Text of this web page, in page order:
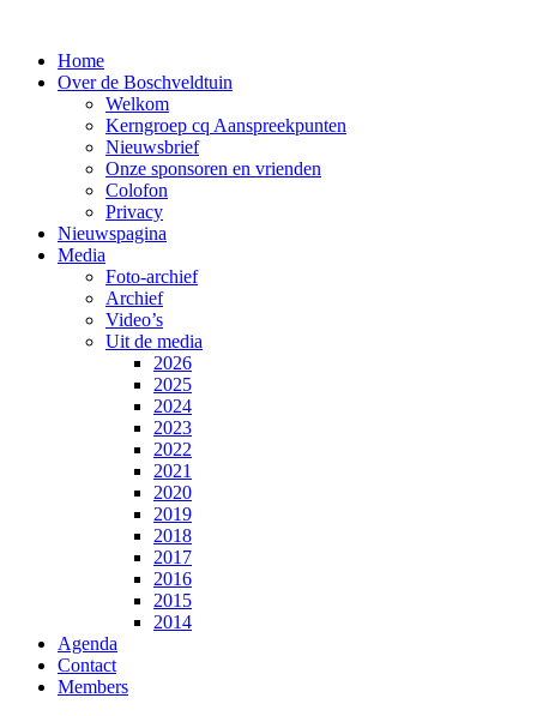
Home
Over de Boschveldtuin
Welkom
Kerngroep cq Aanspreekpunten
Nieuwsbrief
Onze sponsoren en vrienden
Colofon
Privacy
Nieuwspagina
Media
Foto-archief
Archief
Video’s
Uit de media
2026
2025
2024
2023
2022
2021
2020
2019
2018
2017
2016
2015
2014
Agenda
Contact
Members